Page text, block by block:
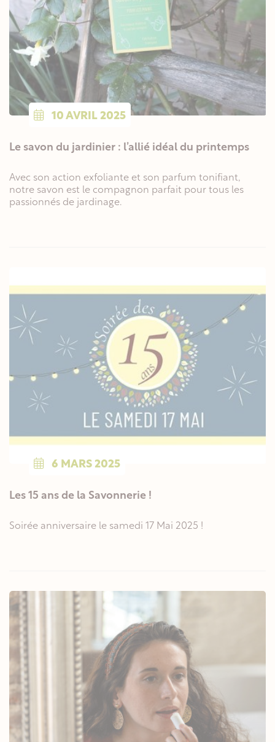
10 AVRIL 2025
Le savon du jardinier : l’allié idéal du printemps
Avec son action exfoliante et son parfum tonifiant,
notre savon est le compagnon parfait pour tous les
passionnés de jardinage.
6 MARS 2025
Les 15 ans de la Savonnerie !
Soirée anniversaire le samedi 17 Mai 2025 !